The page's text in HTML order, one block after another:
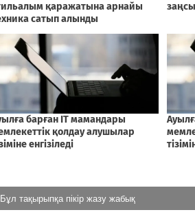
Бұл тақырыпқа пікір жазу жабық